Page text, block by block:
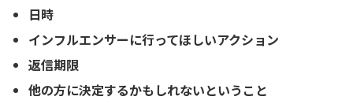
日時
インフルエンサーに行ってほしいアクション
返信期限
他の方に決定するかもしれないということ